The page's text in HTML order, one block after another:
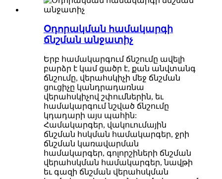
Օդորակման համակարգի
ճնշման անջատիչ
Երբ համակարգում ճնշումը ավելի
բարձր է կամ ցածր է, քան անվտանգ
ճնշումը, վերահսկիչի մեջ ճնշման
ցուցիչը կանդրադառնա
վերահսկիչով շփումներին, եւ
համակարգում նշված ճնշումը
կդադարի այս պահին:
Համակարգեր, վակուումային
ճնշման հսկման համակարգեր, ջրի
ճնշման կառավարման
համակարգեր, գոլորշիների ճնշման
վերահսկման համակարգեր, նավթի
եւ գազի ճնշման վերահսկման